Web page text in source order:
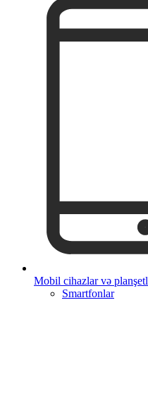
Mobil cihazlar və
Smartfonlar